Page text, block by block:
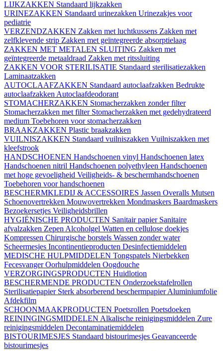
LIJKZAKKEN Standaard lijkzakken
URINEZAKKEN Standaard urinezakken Urinezakjes voor
pediatrie
VERZENDZAKKEN Zakken met luchtkussens Zakken met
zelfklevende strip Zakken met geïntegreerde absorptielaag
ZAKKEN MET METALEN SLUITING Zakken met
geïntegreerde metaaldraad Zakken met ritssluiting
ZAKKEN VOOR STERILISATIE Standaard sterilisatiezakken
Laminaatzakken
AUTOCLAAFZAKKEN Standaard autoclaafzakken Bedrukte
autoclaafzakken Autoclaafdeodorant
STOMACHERZAKKEN Stomacherzakken zonder filter
Stomacherzakken met filter Stomacherzakken met gedehydrateerd
medium Toebehoren voor stomacherzakken
BRAAKZAKKEN Plastic braakzakken
VUILNISZAKKEN Standaard vuilniszakken Vuilniszakken met
kleefstrook
HANDSCHOENEN Handschoenen vinyl Handschoenen latex
Handschoenen nitril Handschoenen polyethyleen Handschoenen
met hoge gevoeligheid Veiligheids- & beschermhandschoenen
Toebehoren voor handschoenen
BESCHERMKLEDIJ & ACCESSOIRES Jassen Overalls Mutsen
Schoenovertrekken Mouwovertrekken Mondmaskers Baardmaskers
Bezoekersetjes Veiligheidsbrillen
HYGIËNISCHE PRODUCTEN Sanitair papier Sanitaire
afvalzakken Zepen Alcoholgel Watten en cellulose doekjes
Kompressen Chirurgische borstels Wassen zonder water
Scheermesjes Incontinentieproducten Desinfectiemiddelen
MEDISCHE HULPMIDDELEN Tongspatels Nierbekken
FecesvangerOorhulpmiddelen Oogdouche
VERZORGINGSPRODUCTEN Huidlotion
BESCHERMENDE PRODUCTEN Onderzoekstafelrollen
Sterilisatiepapier Sterk absorberend beschermpapierAluminiumfolie
Afdekfilm
SCHOONMAAKPRODUCTEN Poetsrollen Poetsdoeken
REININGINGSMIDDELEN Alkalische reinigingsmiddelen Zure
reinigingsmiddelen Decontaminatiemiddelen
BISTOURIMESJES Standaard bistourimesjes Geavanceerde
bistourimesjes